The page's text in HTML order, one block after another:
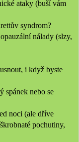
ataky (buší vám
syndrom?
nálady (slzy,
i když byste
spánek nebo se
noci (ale dříve
pochutiny,